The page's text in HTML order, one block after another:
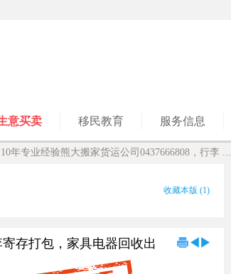
意买卖 移民教育 服务信息
年专业经验熊大搬家货运公司0437666808，行李 ...
收藏本版 (1)
存打包，家具电器回收出